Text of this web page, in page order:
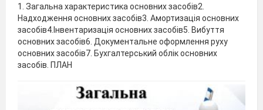
1. Загальна характеристика основних засобів2.
Надходження основних засобів3. Амортизація основних
засобів4.Інвентаризація основних засобів5. Вибуття
основних засобів6. Документальне оформлення руху
основних засобів7. Бухгалтерський облік основних
засобів. ПЛАН